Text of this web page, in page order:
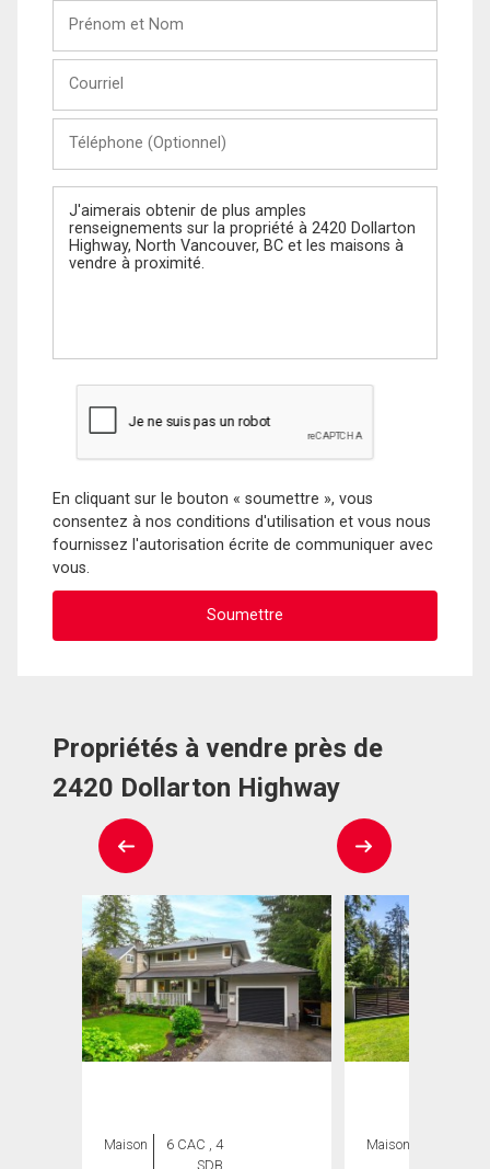
Nom
(Optionnel)
Message
En cliquant sur le bouton « soumettre », vous
consentez à nos conditions d'utilisation et vous nous
fournissez l'autorisation écrite de communiquer avec
vous.
Propriétés à vendre près de
2420 Dollarton Highway
Maison
6 CAC , 4
SDB
Maison